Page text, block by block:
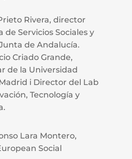
Rivera, director
Servicios Sociales y
de Andalucía.
Criado Grande,
de la Universidad
i Director del Lab
Tecnología y
Lara Montero,
Social